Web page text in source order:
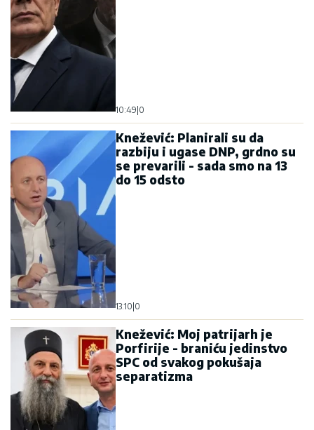
10:49 0
Knežević: Planirali su da
razbiju i ugase DNP, grdno su
se prevarili - sada smo na 13
do 15 odsto
13:10 0
Knežević: Moj patrijarh je
Porfirije - braniću jedinstvo
SPC od svakog pokušaja
separatizma